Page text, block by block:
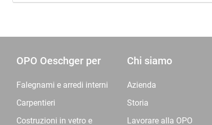
OPO Oeschger per
Falegnami e arredi interni
Carpentieri
Costruzioni in vetro e
Chi siamo
Azienda
Storia
Lavorare alla OPO